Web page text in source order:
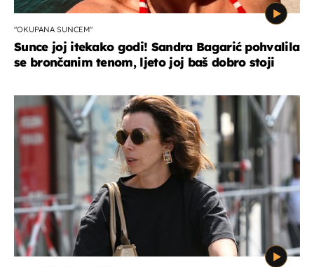
"OKUPANA SUNCEM"
Sunce joj itekako godi! Sandra Bagarić pohvalila
se brončanim tenom, ljeto joj baš dobro stoji